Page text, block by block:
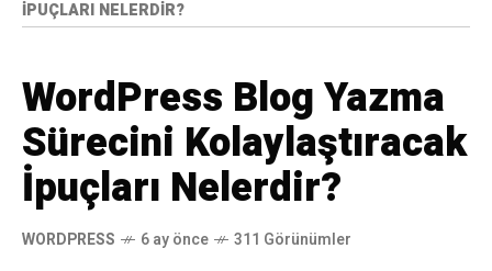
İPUÇLARI NELERDIR?
WordPress Blog Yazma
Sürecini Kolaylaştıracak
İpuçları Nelerdir?
WORDPRESS 6 ay önce 311 Görünümler